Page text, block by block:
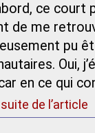
ce court
de me
pu
Oui,
en ce qui
de l’article